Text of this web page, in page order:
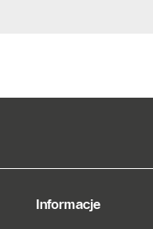
Informacje